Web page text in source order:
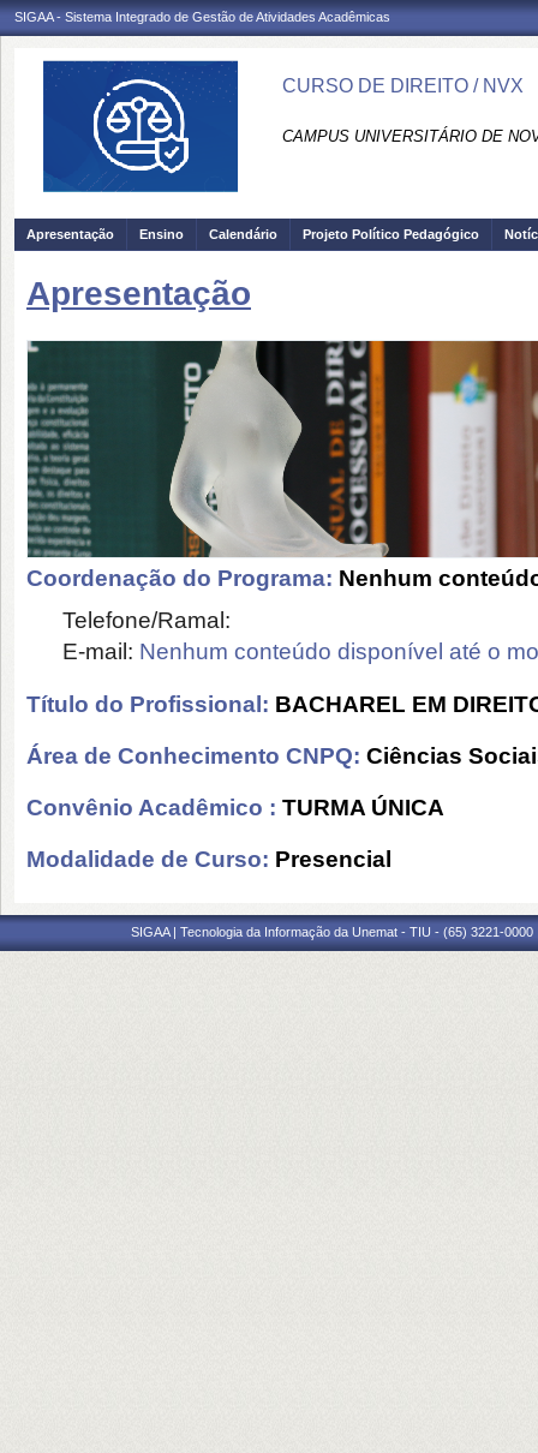
SIGAA - Sistema Integrado de Gestão de Atividades Acadêmicas
CURSO DE DIREITO / NVX
CAMPUS UNIVERSITÁRIO DE
Apresentação Ensino Calendário Projeto Político Pedagógico
Apresentação
Coordenação do Programa: Nenhum
Telefone/Ramal:
E-mail: Nenhum conteúdo disponível até o
Título do Profissional: BACHAREL EM
Área de Conhecimento CNPQ: Ciências
Convênio Acadêmico : TURMA ÚNICA
Modalidade de Curso: Presencial
SIGAA | Tecnologia da Informação da Unemat - TIU - (65) 3221-